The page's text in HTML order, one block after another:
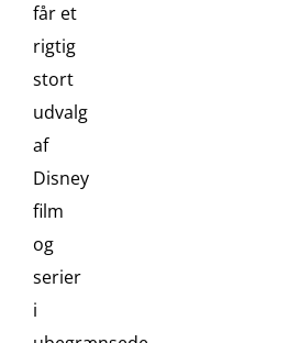
får et
rigtig
stort
udvalg
af
Disney
film
og
serier
i